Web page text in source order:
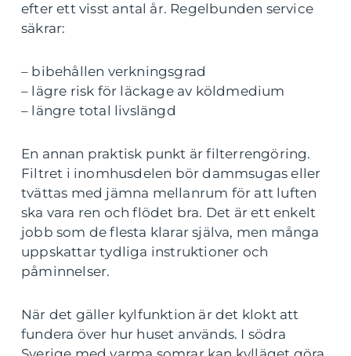
efter ett visst antal år. Regelbunden service
säkrar:
– bibehållen verkningsgrad
– lägre risk för läckage av köldmedium
– längre total livslängd
En annan praktisk punkt är filterrengöring.
Filtret i inomhusdelen bör dammsugas eller
tvättas med jämna mellanrum för att luften
ska vara ren och flödet bra. Det är ett enkelt
jobb som de flesta klarar själva, men många
uppskattar tydliga instruktioner och
påminnelser.
När det gäller kylfunktion är det klokt att
fundera över hur huset används. I södra